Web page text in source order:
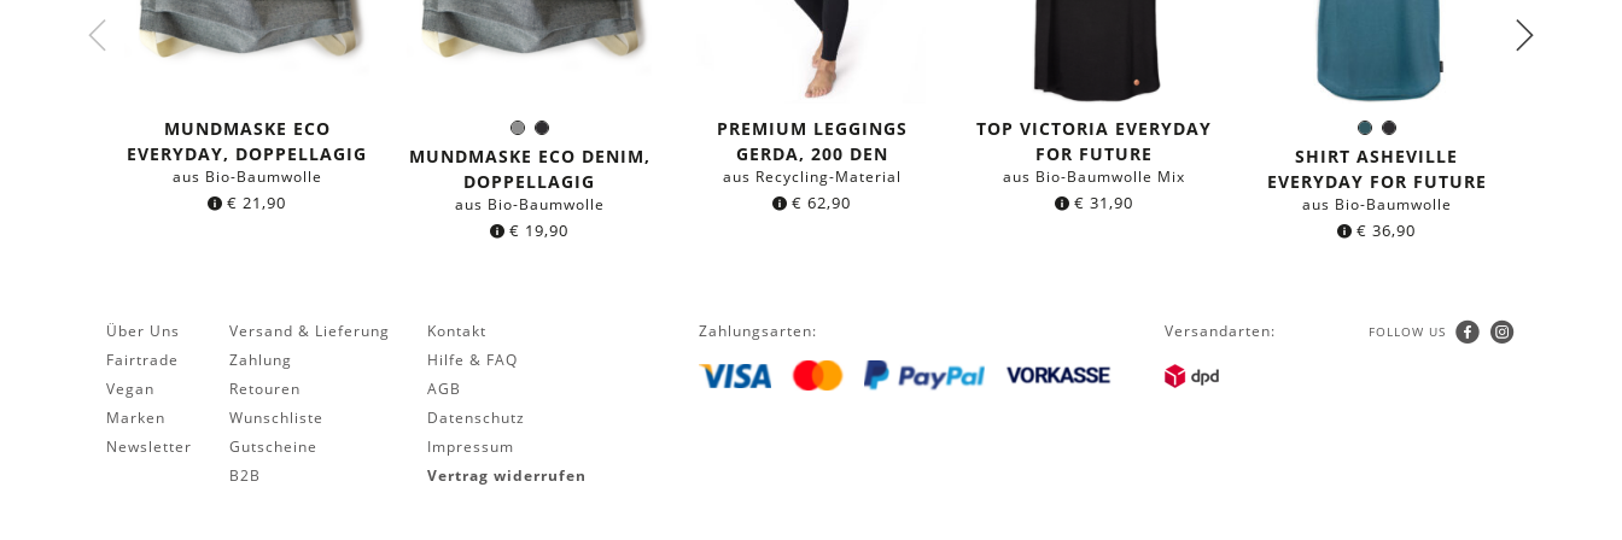
MUNDMASKE ECO
EVERYDAY, DOPPELLAGIG
aus Bio-Baumwolle
€ 21,90
GrauSchwarz
Farbe:
MUNDMASKE ECO DENIM,
DOPPELLAGIG
aus Bio-Baumwolle
€ 19,90
PREMIUM LEGGINGS
GERDA, 200 DEN
aus Recycling-Material
€ 62,90
TOP VICTORIA EVERYDAY
FOR FUTURE
aus Bio-Baumwolle Mix
€ 31,90
Dunkles
Petrol
Schwarz
Farbe:
SHIRT ASHEVILLE
EVERYDAY FOR FUTURE
aus Bio-Baumwolle
€ 36,90
Über Uns
Fairtrade
Vegan
Marken
Newsletter
Versand & Lieferung
Zahlung
Retouren
Wunschliste
Gutscheine
B2B
Kontakt
Hilfe & FAQ
AGB
Datenschutz
Impressum
Vertrag widerrufen
Zahlungsarten: Versandarten: FOLLOW US